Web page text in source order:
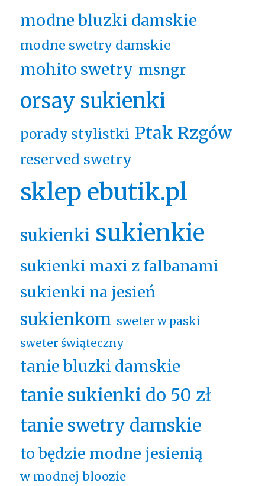
modne bluzki damskie
modne swetry damskie
mohito swetry msngr
orsay sukienki
porady stylistki Ptak Rzgów
reserved swetry
sklep ebutik.pl
sukienki sukienkie
sukienki maxi z falbanami
sukienki na jesień
sukienkom sweter w paski
sweter świąteczny
tanie bluzki damskie
tanie sukienki do 50 zł
tanie swetry damskie
to będzie modne jesienią
w modnej bloozie